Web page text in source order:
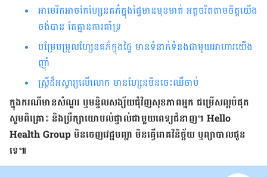
អាមេរិកអាចកែហ្សែនគភ៌ក្នុងផ្ទៃមានមុខមាត់ អត្តចរិតតាមចិត្តយើង
ចង់បាន តែគ្មានការគាំទ្រ
បម្រែបម្រួលហ្សែនគភ៌ក្នុងផ្ទៃ មានទំនាក់ទំនងជាមួយអាហារយើង
ញ៉ាំ
ស្ត្រីដ៏អស្ចារ្យលើលោក មាន​ហ្សែន​​មិនចេះ​​ឈឺ​ចាប់
ក្នុង​ករណី​មាន​សំណួរ ឬ​មន្ទិលសង្ស័យ​ជុំវិញ​សុខភាព​អ្នក ជម្រើស​ល្អ​បំផុត
សូម​ពិគ្រោះ និង​ប្រឹក្សា​យោបល់​ផ្ទាល់​ជាមួយ​ពេទ្យ​ជំនាញ។ Hello
Health Group មិន​ចេញ​វេជ្ជបញ្ជា មិន​ធ្វើ​រោគវិនិច្ឆ័យ ឬ​ព្យាបាល​ជូន​
ទេ៕